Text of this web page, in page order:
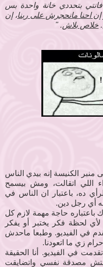
بتحددي خانة واحدة بس
إن احنا مانحجرش على ربنا، إن
خلاص بلاش. "
منبر الكنيسة إنه بيدي الناس
اللي اتقالت، ومش بيسمح
ده، باعتبار ان الناس في
أي رجل دين.
باعتباره حاجة مهمة لازم كل
لحظة فكر يختبر أو يفكر
في الفيديو. وطبعا ماحدش
حرام زي ما اتعودنا.
في الفيديو. أنا الحقيقة
مصدقة نفسي واتضايقت